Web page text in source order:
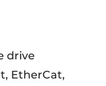
drive
EtherCat,